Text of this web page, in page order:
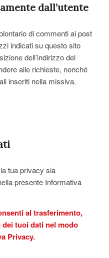
dall’utente
di commenti ai post
indicati su questo sito
dell’indirizzo del
alle richieste, nonché
inseriti nella missiva.
tua privacy sia
presente Informativa
al trasferimento,
tuoi dati nel modo
Privacy.